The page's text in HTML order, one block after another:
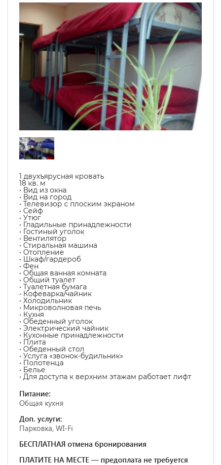
1 двухъярусная кровать
18 кв. м
• Вид из окна
• Вид на город
• Телевизор с плоским экраном
• Сейф
• Утюг
• Гладильные принадлежности
• Гостиный уголок
• Вентилятор
• Стиральная машина
• Отопление
• Шкаф/гардероб
• Фен
• Общая ванная комната
• Общий туалет
• Туалетная бумага
• Кофеварка/чайник
• Холодильник
• Микроволновая печь
• Кухня
• Обеденный уголок
• Электрический чайник
• Кухонные принадлежности
• Плита
• Обеденный стол
• Услуга «звонок-будильник»
• Полотенца
• Белье
• Для доступа к верхним этажам работает лифт
Питание:
Общая кухня
Доп. услуги:
Парковка, WI-Fi
БЕСПЛАТНАЯ отмена бронирования
ПЛАТИТЕ НА МЕСТЕ — предоплата не требуется